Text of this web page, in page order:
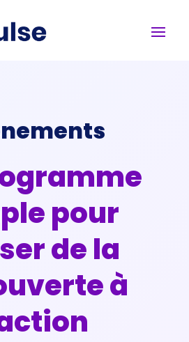
pour
de la
à